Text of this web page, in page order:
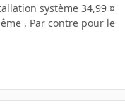
système 34,99 ¤
. Par contre pour le